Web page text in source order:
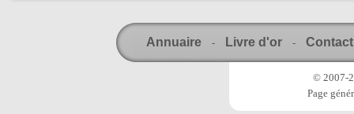
Annuaire - Livre d'or - Contact
© 2007-
Page